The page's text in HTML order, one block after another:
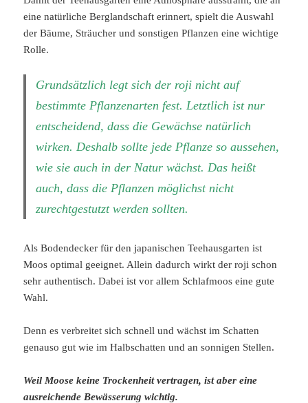
eine natürliche Berglandschaft erinnert, spielt die Auswahl
der Bäume, Sträucher und sonstigen Pflanzen eine wichtige
Rolle.
Grundsätzlich legt sich der roji nicht auf
bestimmte Pflanzenarten fest. Letztlich ist nur
entscheidend, dass die Gewächse natürlich
wirken. Deshalb sollte jede Pflanze so aussehen,
wie sie auch in der Natur wächst. Das heißt
auch, dass die Pflanzen möglichst nicht
zurechtgestutzt werden sollten.
Als Bodendecker für den japanischen Teehausgarten ist
Moos optimal geeignet. Allein dadurch wirkt der roji schon
sehr authentisch. Dabei ist vor allem Schlafmoos eine gute
Wahl.
Denn es verbreitet sich schnell und wächst im Schatten
genauso gut wie im Halbschatten und an sonnigen Stellen.
Weil Moose keine Trockenheit vertragen, ist aber eine
ausreichende Bewässerung wichtig.